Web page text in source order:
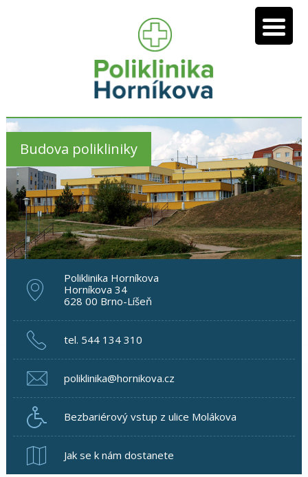
Budova polikliniky
Poliklinika Horníkova
Horníkova 34
628 00 Brno-Líšeň
tel. 544 134 310
poliklinika@hornikova.cz
Bezbariérový vstup z ulice Molákova
Jak se k nám dostanete